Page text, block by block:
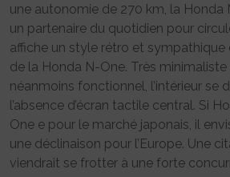
une autonomie de 270 km, la Honda
un partenaire du quotidien pour
affiche un style rétro et sympathique
de la Honda N-One. Très
néanmoins fonctionnel, l’intérieur se
l’absence d’écran tactile central. Si
One e pour le marché japonais, il
une déclinaison pour l’Europe. Une
viendrait se frotter à une forte